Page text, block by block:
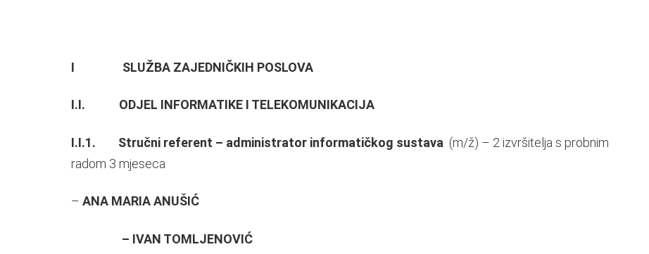
I SLUŽBA ZAJEDNIČKIH POSLOVA
I.I. ODJEL INFORMATIKE I TELEKOMUNIKACIJA
I.I.1. Stručni referent – administrator informatičkog sustava (m/ž) – 2 izvršitelja s probnim
radom 3 mjeseca
– ANA MARIA ANUŠIĆ
– IVAN TOMLJENOVIĆ